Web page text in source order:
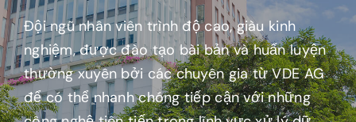
Đội ngũ nhân viên trình độ cao, giàu kinh
nghiệm, được đào tạo bài bản và huấn luyện
thường xuyên bởi các chuyên gia từ VDE AG
để có thể nhanh chóng tiếp cận với những